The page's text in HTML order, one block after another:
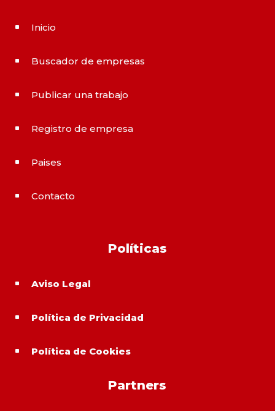
^ Inicio
^ Buscador de empresas
^ Publicar una trabajo
^ Registro de empresa
^ Paises
^ Contacto
Políticas
^ Aviso Legal
^ Política de Privacidad
^ Política de Cookies
Partners